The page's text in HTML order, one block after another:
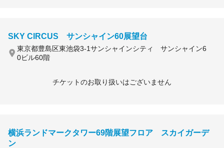
SKY CIRCUS サンシャイン60展望台
東京都豊島区東池袋3-1サンシャインシティ サンシャイン6
0ビル60階
チケットのお取り扱いはございません
横浜ランドマークタワー69階展望フロア スカイガーデ
ン